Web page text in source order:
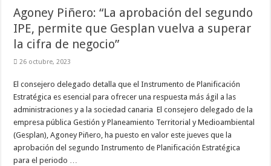
Agoney Piñero: “La aprobación del segundo
IPE, permite que Gesplan vuelva a superar
la cifra de negocio”
26 octubre, 2023
El consejero delegado detalla que el Instrumento de Planificación
Estratégica es esencial para ofrecer una respuesta más ágil a las
administraciones y a la sociedad canaria El consejero delegado de la
empresa pública Gestión y Planeamiento Territorial y Medioambiental
(Gesplan), Agoney Piñero, ha puesto en valor este jueves que la
aprobación del segundo Instrumento de Planificación Estratégica
para el periodo …